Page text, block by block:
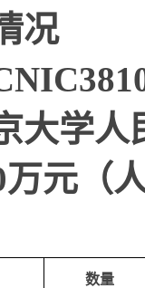
况
大学人
万元（
数量